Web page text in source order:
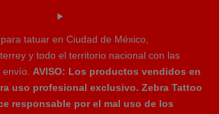
tatuar en Ciudad de México,
y todo el territorio nacional con las
AVISO: Los productos vendidos en
uso profesional exclusivo. Zebra Tattoo
responsable por el mal uso de los